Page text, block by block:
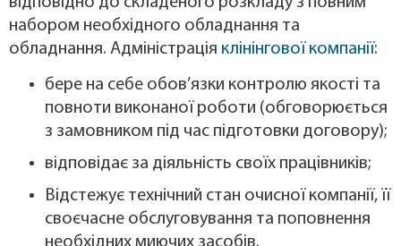
набором необхідного обладнання та
обладнання. Адміністрація клінінгової компанії:
бере на себе обов’язки контролю якості та
повноти виконаної роботи (обговорюється
з замовником під час підготовки договору);
відповідає за діяльність своїх працівників;
Відстежує технічний стан очисної компанії, її
своєчасне обслуговування та поповнення